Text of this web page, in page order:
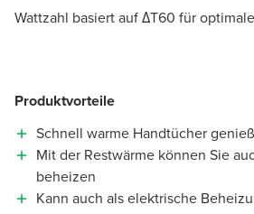
Wattzahl basiert auf ΔT60 für
Produktvorteile
Schnell warme Handtücher
Mit der Restwärme können Sie
beheizen
Kann auch als elektrische